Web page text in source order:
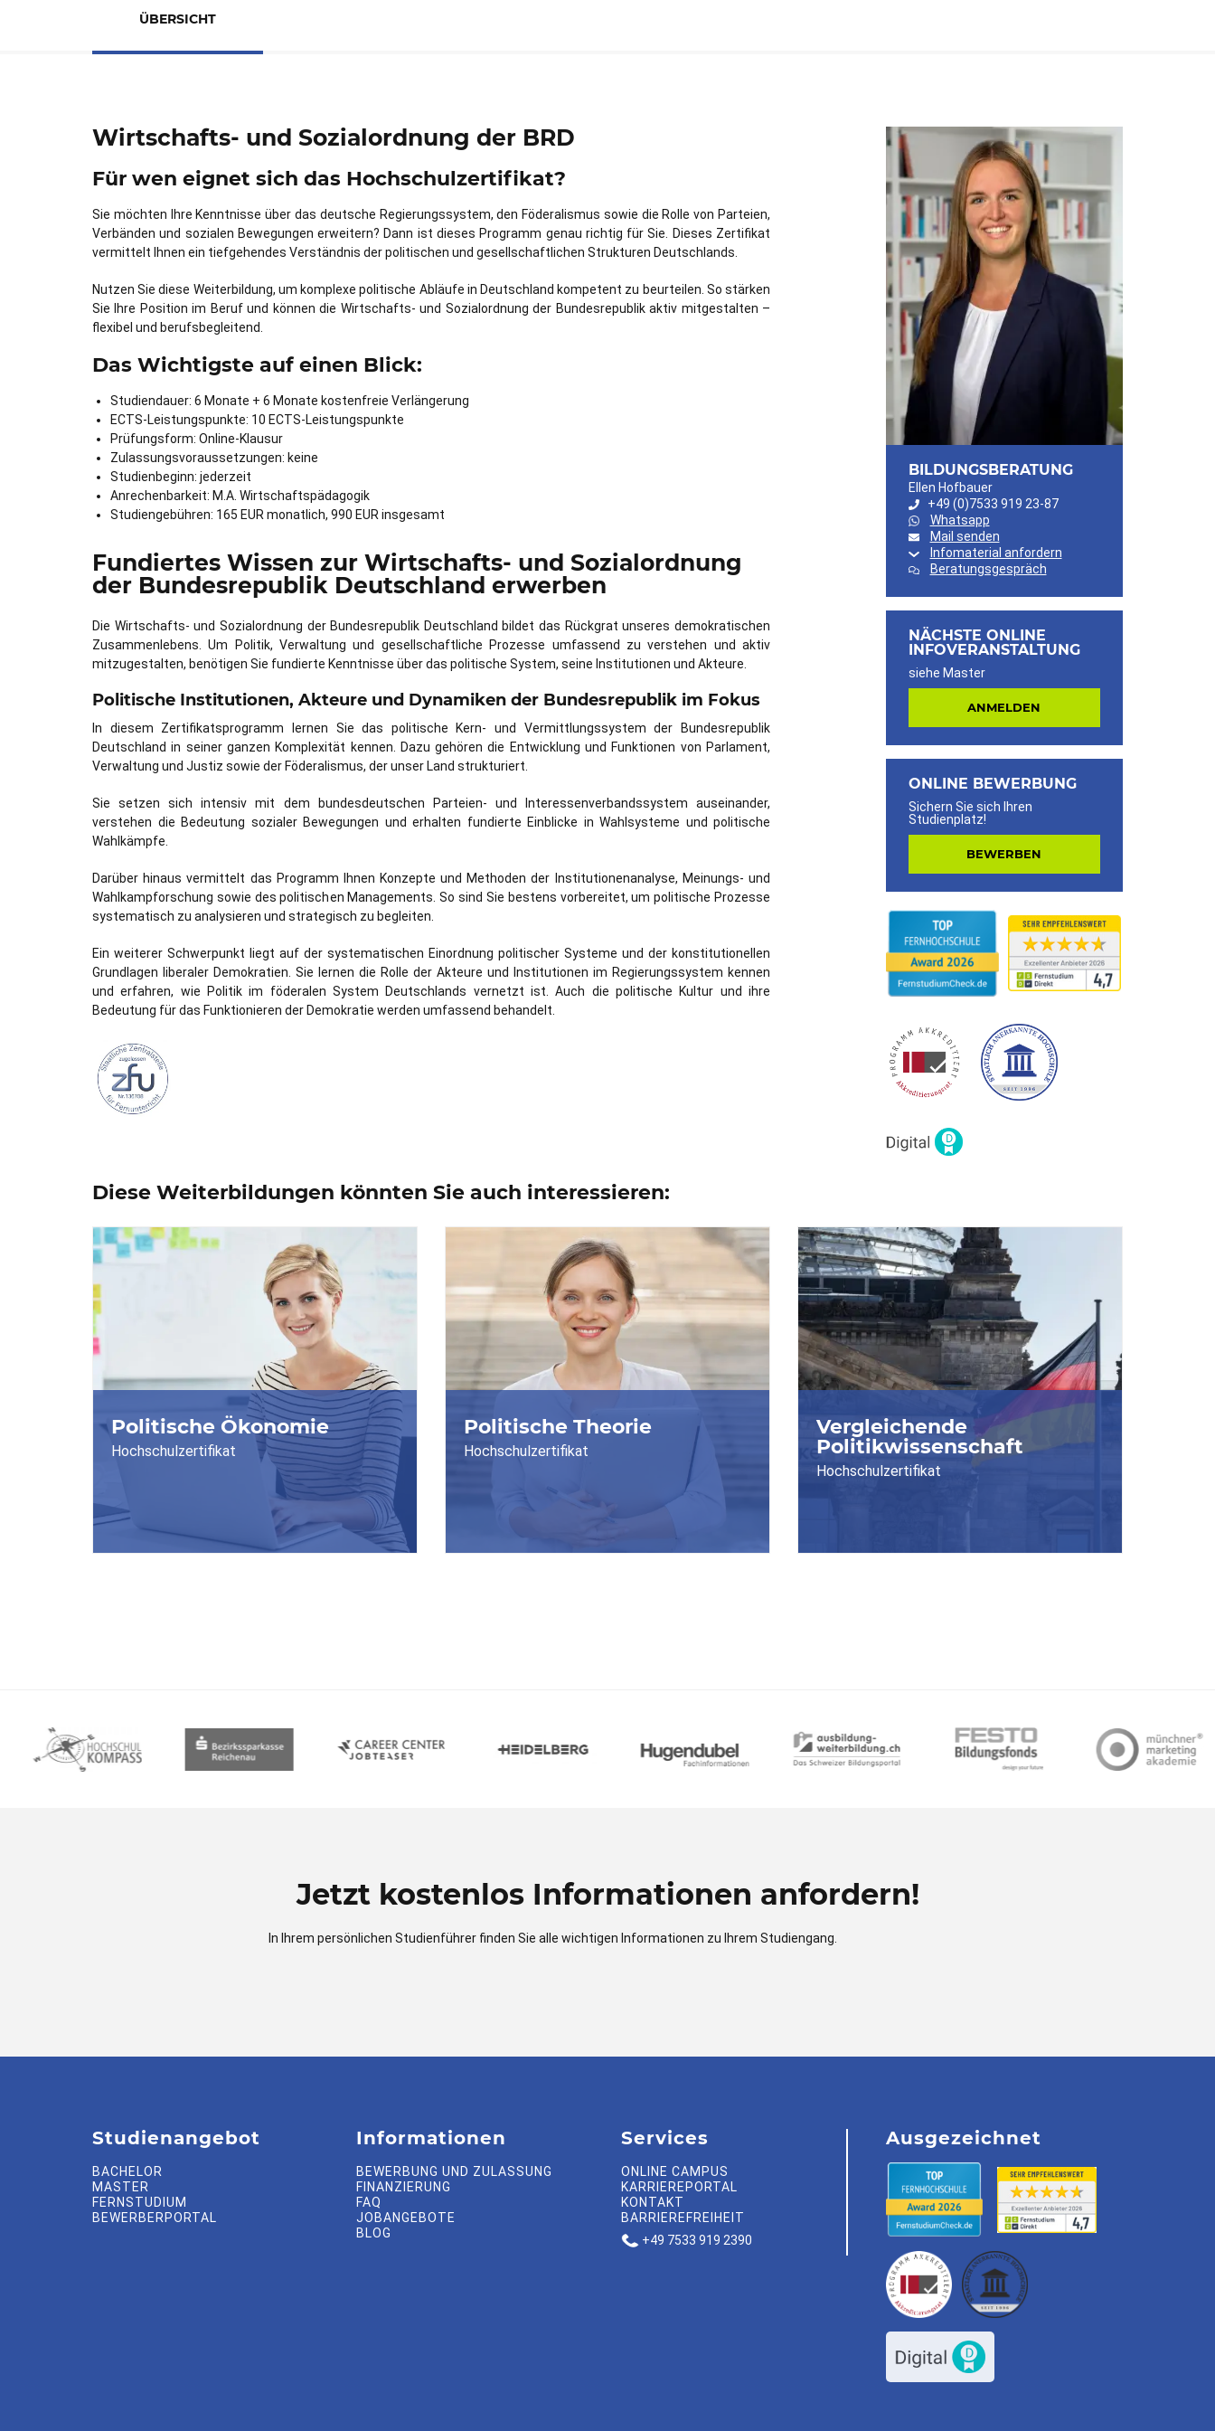
ÜBERSICHT
Wirtschafts- und Sozialordnung der BRD
Für wen eignet sich das Hochschulzertifikat?
Sie möchten Ihre Kenntnisse über das deutsche Regierungssystem, den Föderalismus sowie die Rolle von Parteien,
Verbänden und sozialen Bewegungen erweitern? Dann ist dieses Programm genau richtig für Sie. Dieses Zertifikat
vermittelt Ihnen ein tiefgehendes Verständnis der politischen und gesellschaftlichen Strukturen Deutschlands.
Nutzen Sie diese Weiterbildung, um komplexe politische Abläufe in Deutschland kompetent zu beurteilen. So stärken
Sie Ihre Position im Beruf und können die Wirtschafts- und Sozialordnung der Bundesrepublik aktiv mitgestalten –
flexibel und berufsbegleitend.
Das Wichtigste auf einen Blick:
Studiendauer: 6 Monate + 6 Monate kostenfreie Verlängerung
ECTS-Leistungspunkte: 10 ECTS-Leistungspunkte
Prüfungsform: Online-Klausur
Zulassungsvoraussetzungen: keine
Studienbeginn: jederzeit
Anrechenbarkeit: M.A. Wirtschaftspädagogik
Studiengebühren: 165 EUR monatlich, 990 EUR insgesamt
Fundiertes Wissen zur Wirtschafts- und Sozialordnung
der Bundesrepublik Deutschland erwerben
Die Wirtschafts- und Sozialordnung der Bundesrepublik Deutschland bildet das Rückgrat unseres demokratischen
Zusammenlebens. Um Politik, Verwaltung und gesellschaftliche Prozesse umfassend zu verstehen und aktiv
mitzugestalten, benötigen Sie fundierte Kenntnisse über das politische System, seine Institutionen und Akteure.
Politische Institutionen, Akteure und Dynamiken der Bundesrepublik im Fokus
In diesem Zertifikatsprogramm lernen Sie das politische Kern- und Vermittlungssystem der Bundesrepublik
Deutschland in seiner ganzen Komplexität kennen. Dazu gehören die Entwicklung und Funktionen von Parlament,
Verwaltung und Justiz sowie der Föderalismus, der unser Land strukturiert.
Sie setzen sich intensiv mit dem bundesdeutschen Parteien- und Interessenverbandssystem auseinander,
verstehen die Bedeutung sozialer Bewegungen und erhalten fundierte Einblicke in Wahlsysteme und politische
Wahlkämpfe.
Darüber hinaus vermittelt das Programm Ihnen Konzepte und Methoden der Institutionenanalyse, Meinungs- und
Wahlkampforschung sowie des politischen Managements. So sind Sie bestens vorbereitet, um politische Prozesse
systematisch zu analysieren und strategisch zu begleiten.
Ein weiterer Schwerpunkt liegt auf der systematischen Einordnung politischer Systeme und der konstitutionellen
Grundlagen liberaler Demokratien. Sie lernen die Rolle der Akteure und Institutionen im Regierungssystem kennen
und erfahren, wie Politik im föderalen System Deutschlands vernetzt ist. Auch die politische Kultur und ihre
Bedeutung für das Funktionieren der Demokratie werden umfassend behandelt.
BILDUNGSBERATUNG
Ellen Hofbauer
+49 (0)7533 919 23-87
Whatsapp
Mail senden
Infomaterial anfordern
Beratungsgespräch
NÄCHSTE ONLINE
INFOVERANSTALTUNG
siehe Master
ANMELDEN
ONLINE BEWERBUNG
Sichern Sie sich Ihren
Studienplatz!
BEWERBEN
Diese Weiterbildungen könnten Sie auch interessieren:
Politische Ökonomie
Hochschulzertifikat
Politische Theorie
Hochschulzertifikat
Vergleichende
Politikwissenschaft
Hochschulzertifikat
Jetzt kostenlos Informationen anfordern!
In Ihrem persönlichen Studienführer finden Sie alle wichtigen Informationen zu Ihrem Studiengang.
Studienangebot
BACHELOR
MASTER
FERNSTUDIUM
BEWERBERPORTAL
Informationen
BEWERBUNG UND ZULASSUNG
FINANZIERUNG
FAQ
JOBANGEBOTE
BLOG
Services
ONLINE CAMPUS
KARRIEREPORTAL
KONTAKT
BARRIEREFREIHEIT
+49 7533 919 2390
Ausgezeichnet